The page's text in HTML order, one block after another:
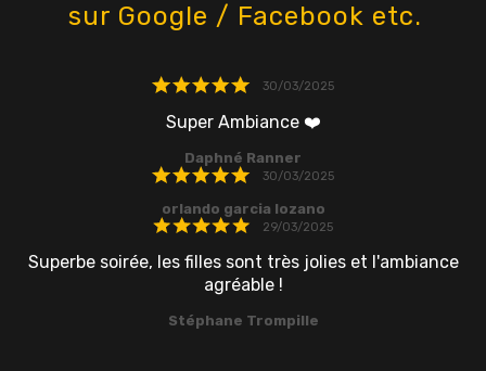
sur Google / Facebook etc.
30/03/2025
Super Ambiance ❤️
Daphné Ranner
30/03/2025
orlando garcia lozano
29/03/2025
Superbe soirée, les filles sont très jolies et l'ambiance
agréable !
Stéphane Trompille